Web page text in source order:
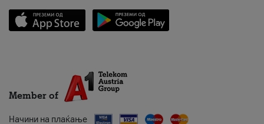
Member of
Начини на плаќање